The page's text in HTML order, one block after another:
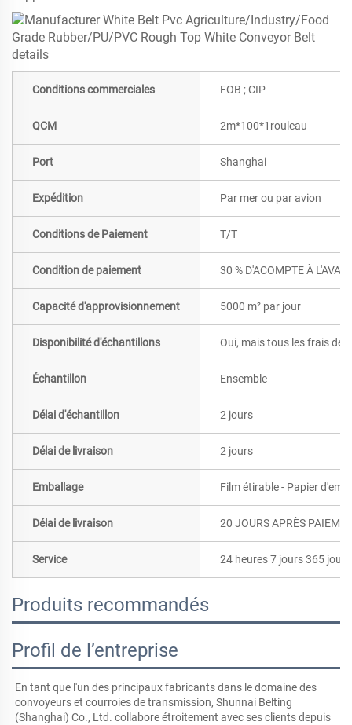
Conditions commerciales FOB ; CIP
QCM 2m*100*1rouleau
Port Shanghai
Expédition Par mer ou par avion
Conditions de Paiement T/T
Condition de paiement 30 % D'ACOMPTE À
Capacité d'approvisionnement 5000 m² par jour
Disponibilité d'échantillons Oui, mais tous les frais de
Échantillon Ensemble
Délai d'échantillon 2 jours
Délai de livraison 2 jours
Emballage Film étirable - Papier
Délai de livraison 20 JOURS APRÈS
Service 24 heures 7 jours 365 jours
Produits recommandés
Profil de l’entreprise
En tant que l'un des principaux fabricants dans le domaine des
convoyeurs et courroies de transmission, Shunnai Belting
(Shanghai) Co., Ltd. collabore étroitement avec ses clients depuis